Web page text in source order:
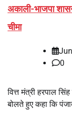
अकाली-भाजपा
चीमा
0
वित्त मंत्री हरपाल
बोलते हुए कहा कि